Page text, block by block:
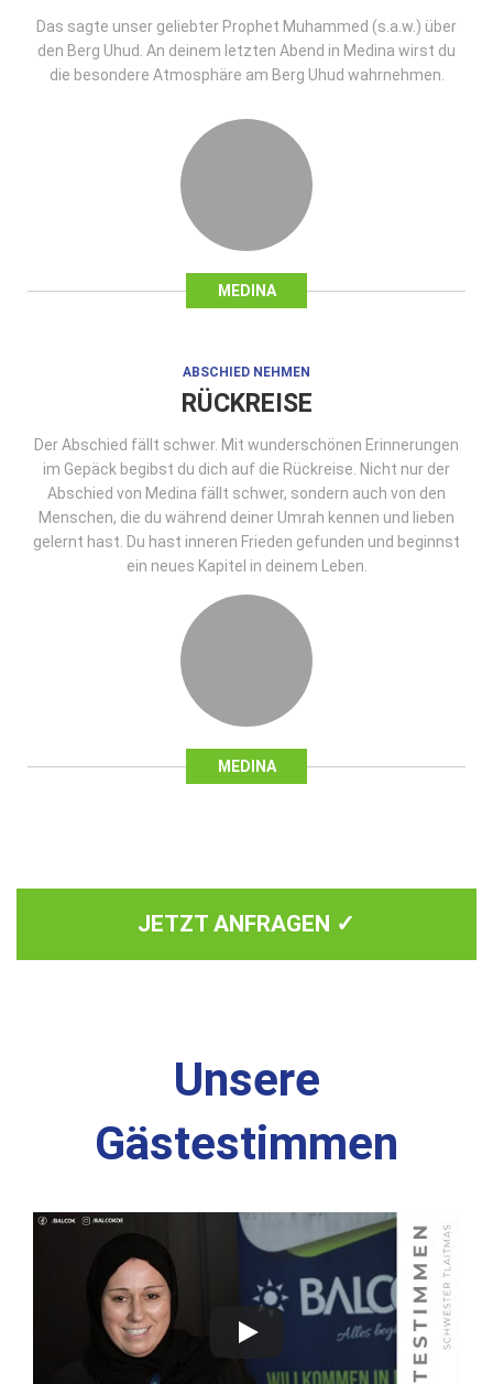
MEDINA
Das sagte unser geliebter Prophet Muhammed (s.a.w.) über
den Berg Uhud. An deinem letzten Abend in Medina wirst du
die besondere Atmosphäre am Berg Uhud wahrnehmen.
MEDINA
ABSCHIED NEHMEN
RÜCKREISE
Der Abschied fällt schwer. Mit wunderschönen Erinnerungen
im Gepäck begibst du dich auf die Rückreise. Nicht nur der
Abschied von Medina fällt schwer, sondern auch von den
Menschen, die du während deiner Umrah kennen und lieben
gelernt hast. Du hast inneren Frieden gefunden und beginnst
ein neues Kapitel in deinem Leben.
JETZT ANFRAGEN ✓
Unsere
Gästestimmen